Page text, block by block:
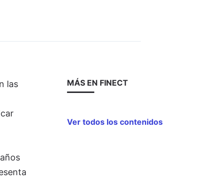
las MÁS EN FINECT
Ver todos los contenidos